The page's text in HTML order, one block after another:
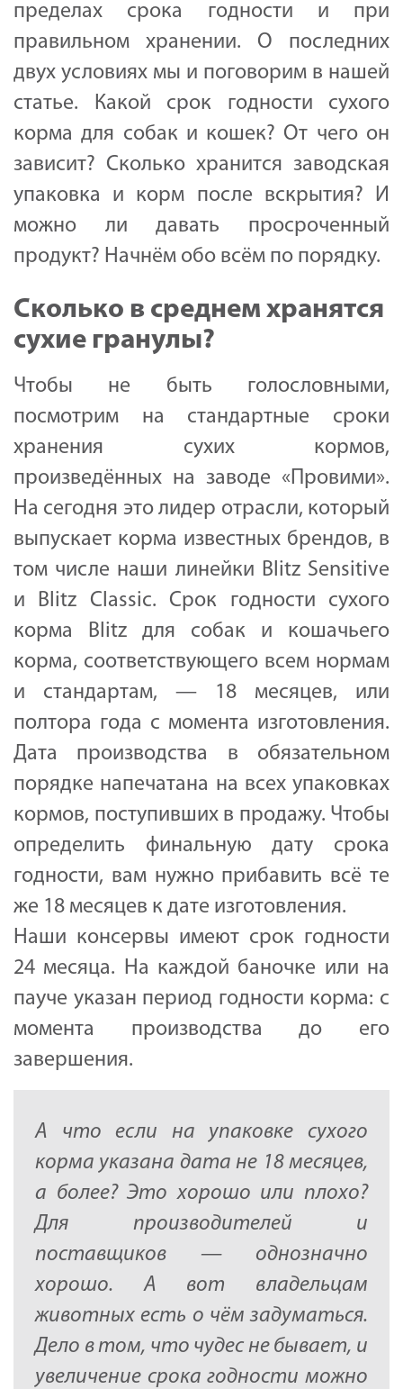
пределах срока годности и при
правильном хранении. О последних
двух условиях мы и поговорим в нашей
статье. Какой срок годности сухого
корма для собак и кошек? От чего он
зависит? Сколько хранится заводская
упаковка и корм после вскрытия? И
можно ли давать просроченный
продукт? Начнём обо всём по порядку.
Сколько в среднем хранятся
сухие гранулы?
Чтобы не быть голословными,
посмотрим на стандартные сроки
хранения сухих кормов,
произведённых на заводе «Провими».
На сегодня это лидер отрасли, который
выпускает корма известных брендов, в
том числе наши линейки Blitz Sensitive
и Blitz Classic. Срок годности сухого
корма Blitz для собак и кошачьего
корма, соответствующего всем нормам
и стандартам, — 18 месяцев, или
полтора года с момента изготовления.
Дата производства в обязательном
порядке напечатана на всех упаковках
кормов, поступивших в продажу. Чтобы
определить финальную дату срока
годности, вам нужно прибавить всё те
же 18 месяцев к дате изготовления.
Наши консервы имеют срок годности
24 месяца. На каждой баночке или на
пауче указан период годности корма: с
момента производства до его
завершения.
А что если на упаковке сухого
корма указана дата не 18 месяцев,
а более? Это хорошо или плохо?
Для производителей и
поставщиков — однозначно
хорошо. А вот владельцам
животных есть о чём задуматься.
Дело в том, что чудес не бывает, и
увеличение срока годности можно